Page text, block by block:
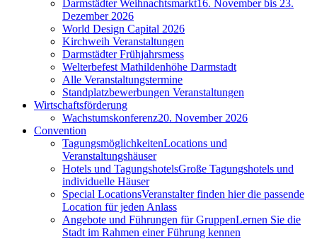
Darmstädter Weihnachtsmarkt16. November bis 23.
Dezember 2026
World Design Capital 2026
Kirchweih Veranstaltungen
Darmstädter Frühjahrsmess
Welterbefest Mathildenhöhe Darmstadt
Alle Veranstaltungstermine
Standplatzbewerbungen Veranstaltungen
Wirtschaftsförderung
Wachstumskonferenz20. November 2026
Convention
TagungsmöglichkeitenLocations und
Veranstaltungshäuser
Hotels und TagungshotelsGroße Tagungshotels und
individuelle Häuser
Special LocationsVeranstalter finden hier die passende
Location für jeden Anlass
Angebote und Führungen für GruppenLernen Sie die
Stadt im Rahmen einer Führung kennen